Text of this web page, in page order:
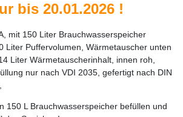
bis 20.01.2026 !
mit 150 Liter Brauchwasserspeicher
Liter Puffervolumen, Wärmetauscher unten
Liter Wärmetauscherinhalt, innen roh,
nur nach VDI 2035, gefertigt nach DIN
150 L Brauchwasserspeicher befüllen und